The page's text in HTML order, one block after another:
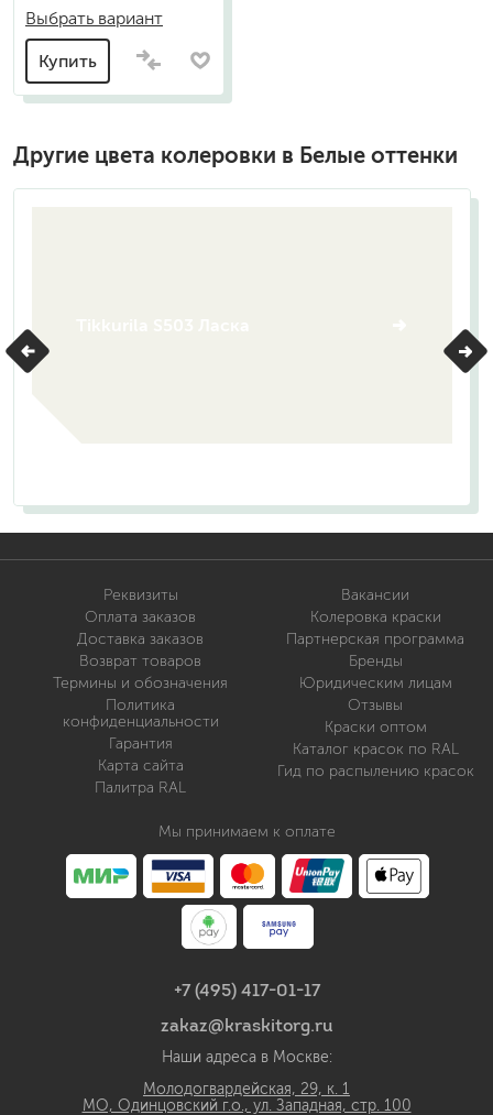
Выбрать вариант
Купить
Другие цвета колеровки в Белые оттенки
Реквизиты
Оплата заказов
Доставка заказов
Возврат товаров
Термины и обозначения
Политика
конфиденциальности
Гарантия
Карта сайта
Палитра RAL
Вакансии
Колеровка краски
Партнерская программа
Бренды
Юридическим лицам
Отзывы
Краски оптом
Каталог красок по RAL
Гид по распылению красок
Мы принимаем к оплате
+7 (495) 417-01-17
zakaz@kraskitorg.ru
Наши адреса в Москве:
Молодогвардейская, 29, к. 1
МО, Одинцовский г.о., ул. Западная, стр. 100